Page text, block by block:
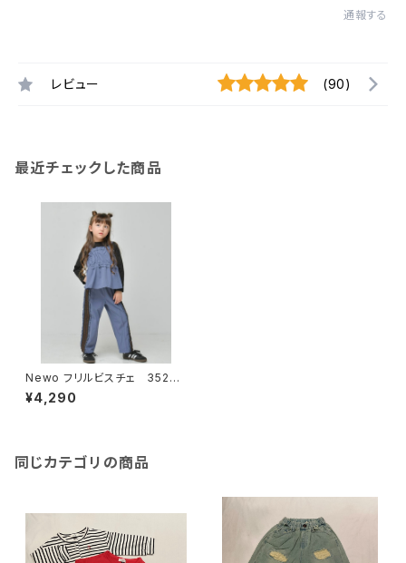
通報する
レビュー (90)
最近チェックした商品
Newo フリルビスチェ 35267
04
¥4,290
同じカテゴリの商品